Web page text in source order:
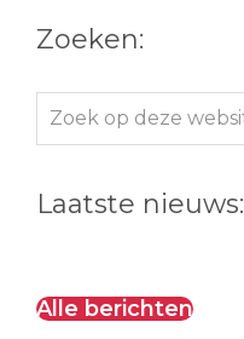
Zoeken:
Zoek
op
website
Laatste nieuws:
Alle berichten